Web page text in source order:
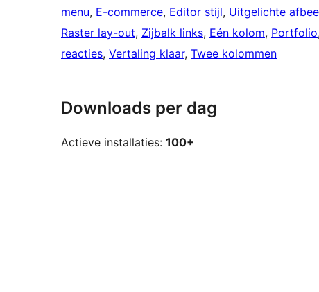
menu, E-commerce, Editor stijl, Uitgelichte
Raster lay-out, Zijbalk links, Eén kolom, Portfolio,
reacties, Vertaling klaar, Twee kolommen
Downloads per dag
Actieve installaties: 100+